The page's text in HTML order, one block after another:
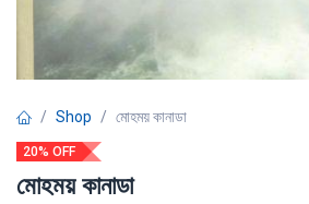
Shop মোহময় কানাডা
20% OFF
মোহময় কানাডা